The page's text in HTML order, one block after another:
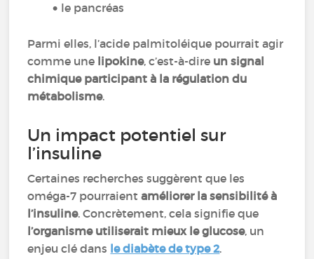
le pancréas
Parmi elles, l’acide palmitoléique pourrait agir
comme une lipokine, c’est-à-dire un signal
chimique participant à la régulation du
métabolisme.
Un impact potentiel sur
l’insuline
Certaines recherches suggèrent que les
oméga-7 pourraientaméliorer la sensibilité à
l’insuline. Concrètement, cela signifie que
l’organisme utiliserait mieux le glucose, un
enjeu clé dans le diabète de type 2.